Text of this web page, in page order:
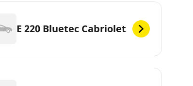
E 220 Bluetec Cabriolet